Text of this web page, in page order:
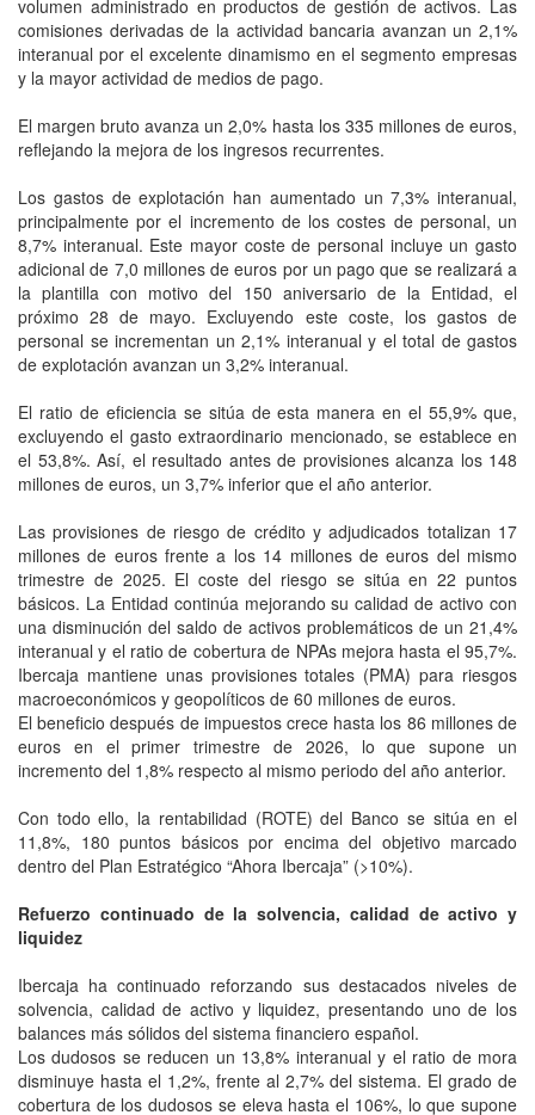
volumen administrado en productos de gestión de activos. Las
comisiones derivadas de la actividad bancaria avanzan un 2,1%
interanual por el excelente dinamismo en el segmento empresas
y la mayor actividad de medios de pago.
El margen bruto avanza un 2,0% hasta los 335 millones de euros,
reflejando la mejora de los ingresos recurrentes.
Los gastos de explotación han aumentado un 7,3% interanual,
principalmente por el incremento de los costes de personal, un
8,7% interanual. Este mayor coste de personal incluye un gasto
adicional de 7,0 millones de euros por un pago que se realizará a
la plantilla con motivo del 150 aniversario de la Entidad, el
próximo 28 de mayo. Excluyendo este coste, los gastos de
personal se incrementan un 2,1% interanual y el total de gastos
de explotación avanzan un 3,2% interanual.
El ratio de eficiencia se sitúa de esta manera en el 55,9% que,
excluyendo el gasto extraordinario mencionado, se establece en
el 53,8%. Así, el resultado antes de provisiones alcanza los 148
millones de euros, un 3,7% inferior que el año anterior.
Las provisiones de riesgo de crédito y adjudicados totalizan 17
millones de euros frente a los 14 millones de euros del mismo
trimestre de 2025. El coste del riesgo se sitúa en 22 puntos
básicos. La Entidad continúa mejorando su calidad de activo con
una disminución del saldo de activos problemáticos de un 21,4%
interanual y el ratio de cobertura de NPAs mejora hasta el 95,7%.
Ibercaja mantiene unas provisiones totales (PMA) para riesgos
macroeconómicos y geopolíticos de 60 millones de euros.
El beneficio después de impuestos crece hasta los 86 millones de
euros en el primer trimestre de 2026, lo que supone un
incremento del 1,8% respecto al mismo periodo del año anterior.
Con todo ello, la rentabilidad (ROTE) del Banco se sitúa en el
11,8%, 180 puntos básicos por encima del objetivo marcado
dentro del Plan Estratégico “Ahora Ibercaja” (>10%).
Refuerzo continuado de la solvencia, calidad de activo y
liquidez
Ibercaja ha continuado reforzando sus destacados niveles de
solvencia, calidad de activo y liquidez, presentando uno de los
balances más sólidos del sistema financiero español.
Los dudosos se reducen un 13,8% interanual y el ratio de mora
disminuye hasta el 1,2%, frente al 2,7% del sistema. El grado de
cobertura de los dudosos se eleva hasta el 106%, lo que supone